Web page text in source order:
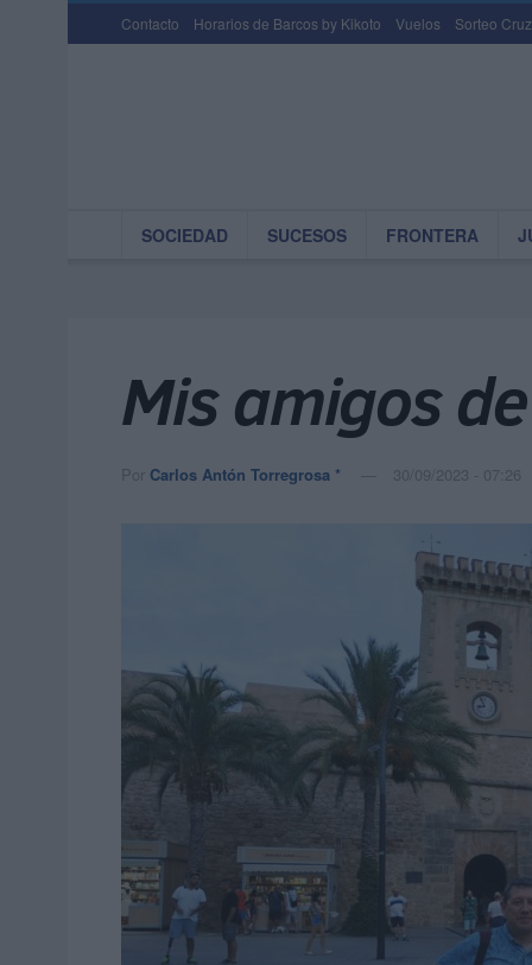
Contacto Horarios de Barcos by Kikoto Vuelos Sorteo
SOCIEDAD SUCESOS FRONTERA
Mis amigos
Por Carlos Antón Torregrosa * 30/09/2023 - 07:26